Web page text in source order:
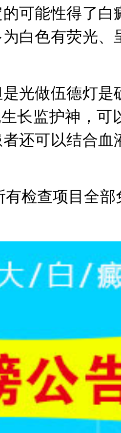
能性得了白
白色有荧光、
做伍德灯是
长监护神，可
还可以结合
查项目全部